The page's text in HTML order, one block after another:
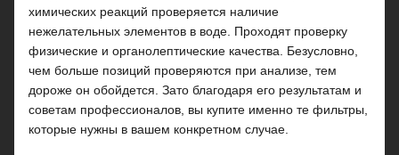
химических реакций проверяется наличие
нежелательных элементов в воде. Проходят проверку
физические и органолептические качества. Безусловно,
чем больше позиций проверяются при анализе, тем
дороже он обойдется. Зато благодаря его результатам и
советам профессионалов, вы купите именно те фильтры,
которые нужны в вашем конкретном случае.